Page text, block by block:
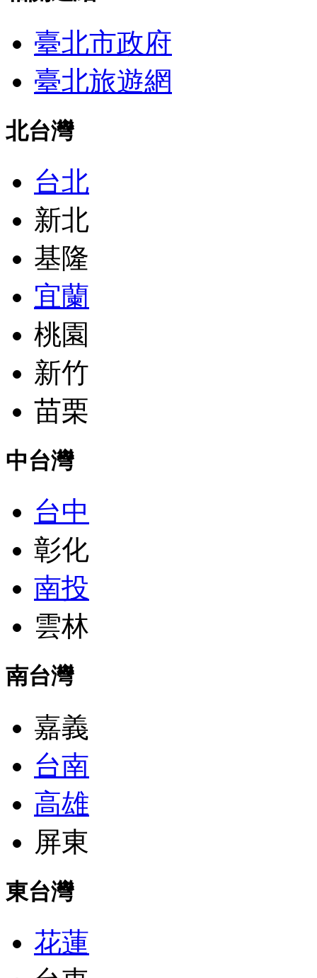
臺北市政府
臺北旅遊網
北台灣
台北
新北
基隆
宜蘭
桃園
新竹
苗栗
中台灣
台中
彰化
南投
雲林
南台灣
嘉義
台南
高雄
屏東
東台灣
花蓮